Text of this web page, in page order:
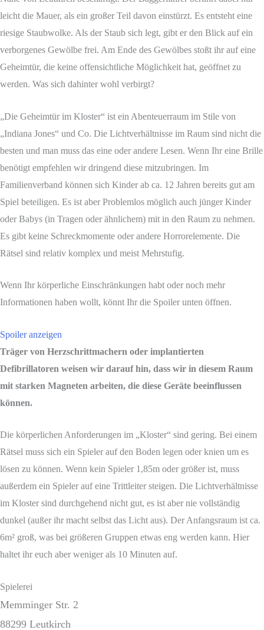
leicht die Mauer, als ein großer Teil davon einstürzt. Es entsteht eine
riesige Staubwolke. Als der Staub sich legt, gibt er den Blick auf ein
verborgenes Gewölbe frei. Am Ende des Gewölbes stoßt ihr auf eine
Geheimtür, die keine offensichtliche Möglichkeit hat, geöffnet zu
werden. Was sich dahinter wohl verbirgt?
„Die Geheimtür im Kloster“ ist ein Abenteuerraum im Stile von
„Indiana Jones“ und Co. Die Lichtverhältnisse im Raum sind nicht die
besten und man muss das eine oder andere Lesen. Wenn Ihr eine Brille
benötigt empfehlen wir dringend diese mitzubringen. Im
Familienverband können sich Kinder ab ca. 12 Jahren bereits gut am
Spiel beteiligen. Es ist aber Problemlos möglich auch jünger Kinder
oder Babys (in Tragen oder ähnlichem) mit in den Raum zu nehmen.
Es gibt keine Schreckmomente oder andere Horrorelemente. Die
Rätsel sind relativ komplex und meist Mehrstufig.
Wenn Ihr körperliche Einschränkungen habt oder noch mehr
Informationen haben wollt, könnt Ihr die Spoiler unten öffnen.
Spoiler anzeigen
Träger von Herzschrittmachern oder implantierten
Defibrillatoren weisen wir darauf hin, dass wir in diesem Raum
mit starken Magneten arbeiten, die diese Geräte beeinflussen
können.
Die körperlichen Anforderungen im „Kloster“ sind gering. Bei einem
Rätsel muss sich ein Spieler auf den Boden legen oder knien um es
lösen zu können. Wenn kein Spieler 1,85m oder größer ist, muss
außerdem ein Spieler auf eine Trittleiter steigen. Die Lichtverhältnisse
im Kloster sind durchgehend nicht gut, es ist aber nie vollständig
dunkel (außer ihr macht selbst das Licht aus). Der Anfangsraum ist ca.
6m² groß, was bei größeren Gruppen etwas eng werden kann. Hier
haltet ihr euch aber weniger als 10 Minuten auf.
Spielerei
Memminger Str. 2
88299 Leutkirch